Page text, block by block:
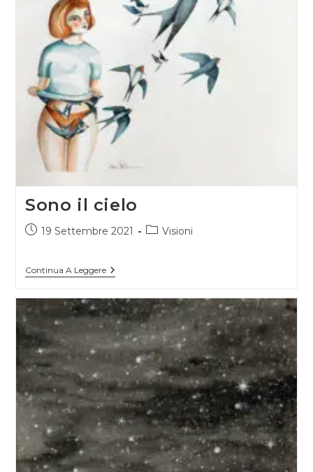
Sono il cielo
Articolo19 Settembre 2021
Categoria
Visioni
Continua A LeggereSono
Il